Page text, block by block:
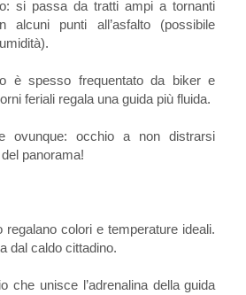
si passa da tratti ampi a tornanti
alcuni punti all’asfalto (possibile
è spesso frequentato da biker e
feriali regala una guida più fluida.
ovunque: occhio a non distrarsi
panorama!
regalano colori e temperature ideali.
dal caldo cittadino.
che unisce l’adrenalina della guida